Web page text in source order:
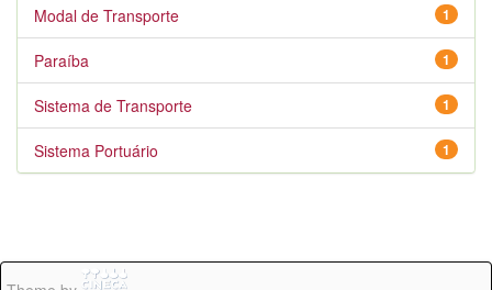
1
Modal de Transporte
1
Paraíba
1
Sistema de Transporte
1
Sistema Portuário